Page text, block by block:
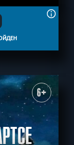
6+